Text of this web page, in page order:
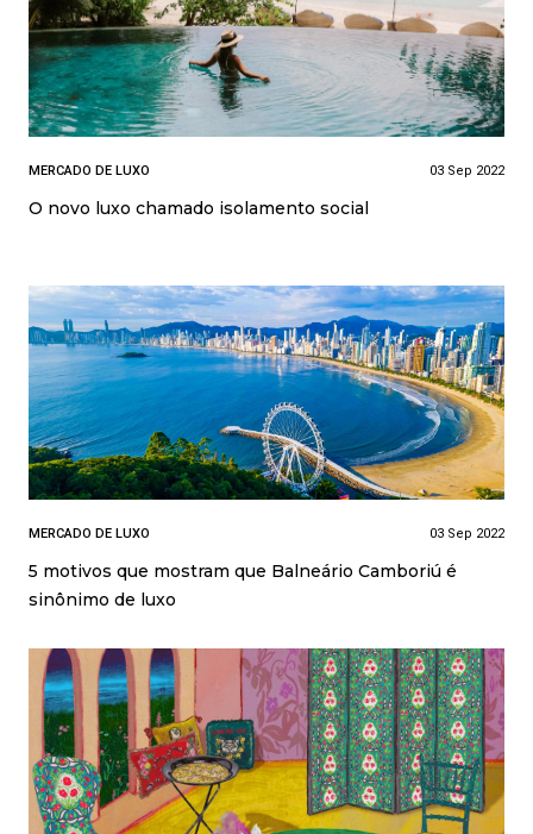
MERCADO DE LUXO 03 Sep 2022
O novo luxo chamado isolamento social
MERCADO DE LUXO 03 Sep 2022
5 motivos que mostram que Balneário Camboriú é
sinônimo de luxo